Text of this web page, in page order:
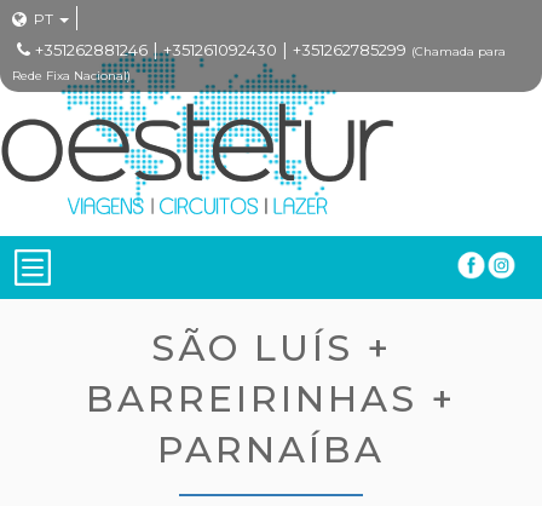
PT
+351262881246 |+351261092430 | +351262785299 (Chamada para
Rede Fixa Nacional)
SÃO LUÍS +
BARREIRINHAS +
PARNAÍBA